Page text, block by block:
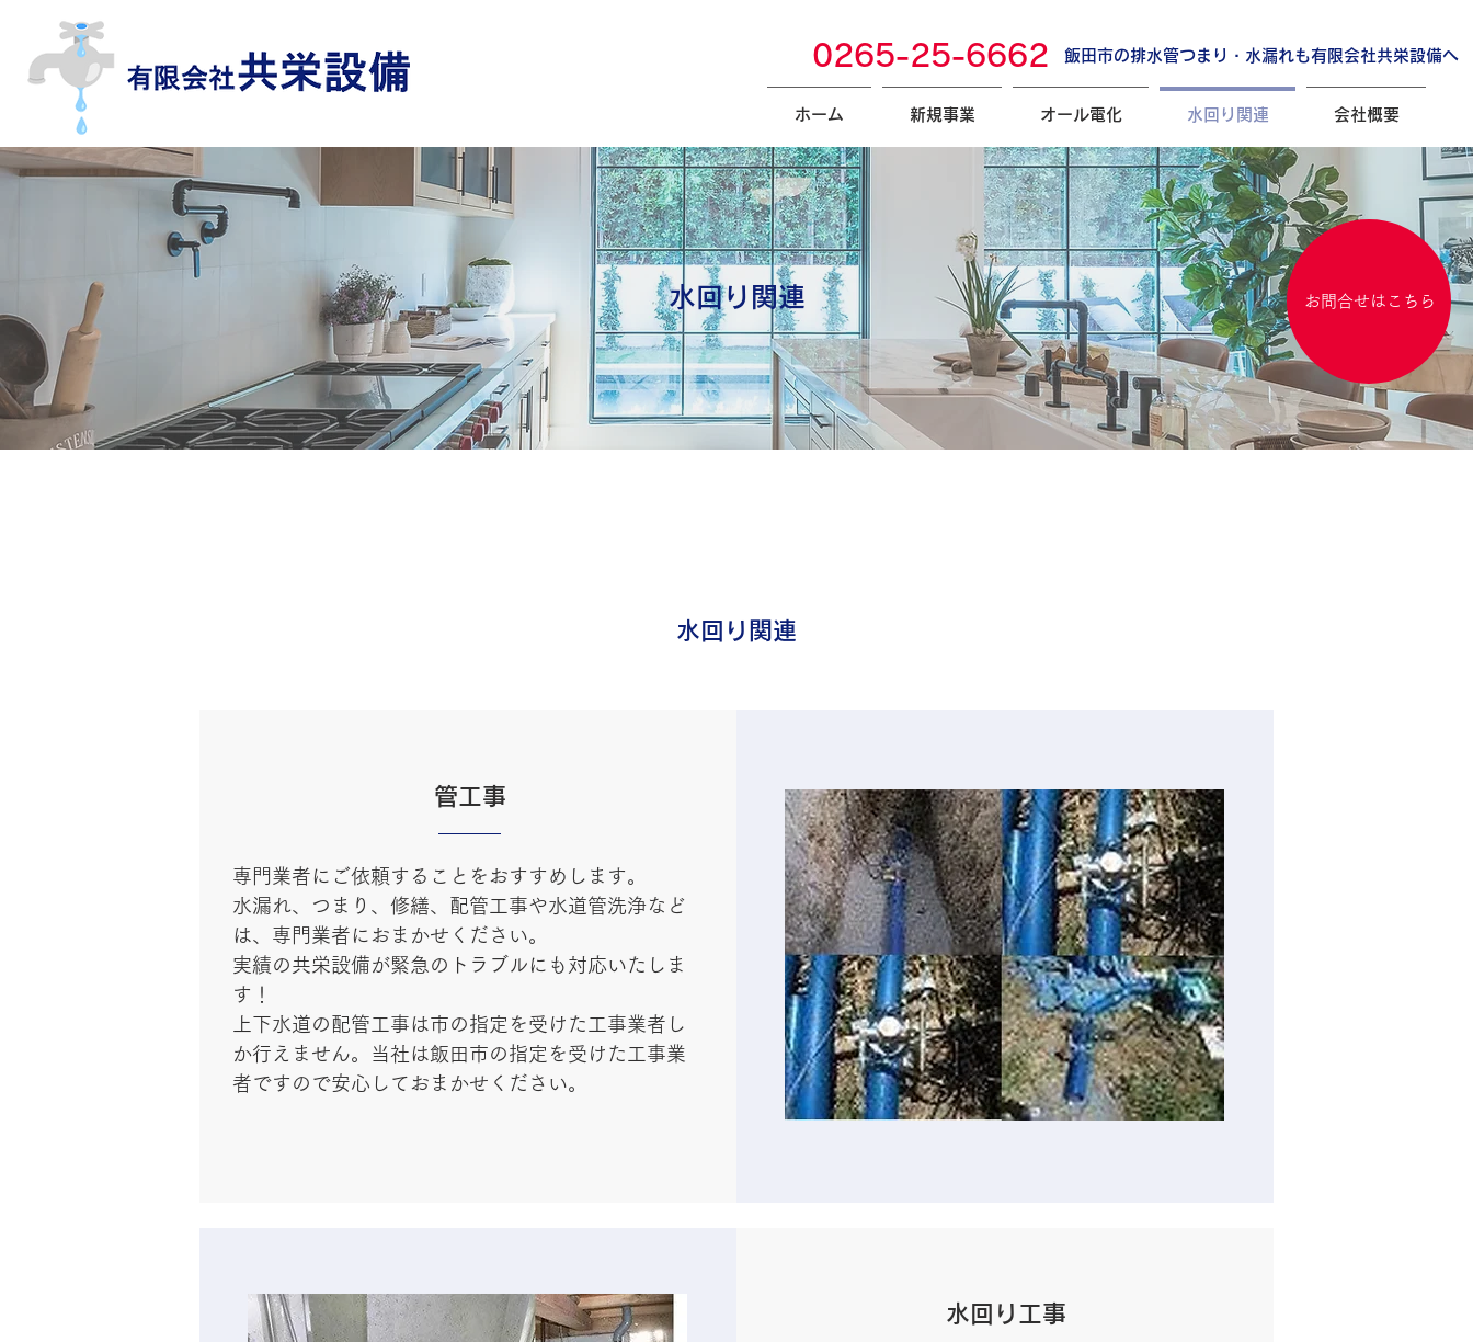
お問合せはこちら
飯田市の排水管つまり・水漏れも有限会社共栄設備へ
0265-25-6662
ホーム 新規事業 オール電化 水回り関連 会社概要
水回り関連
水回り関連
水回り工事
管工事
専門業者にご依頼することをおすすめします。
水漏れ、つまり、修繕、配管工事や水道管洗浄など
は、専門業者におまかせください。
実績の共栄設備が緊急のトラブルにも対応いたしま
す！
上下水道の配管工事は市の指定を受けた工事業者し
か行えません。当社は飯田市の指定を受けた工事業
者ですので安心しておまかせください。